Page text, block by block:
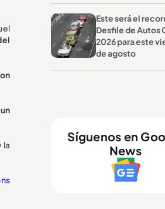
la
Este será el
Desfile de Autos
2026 para este
de agosto
Síguenos en
News